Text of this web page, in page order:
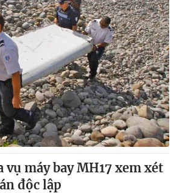
máy bay MH17 xem xét
độc lập